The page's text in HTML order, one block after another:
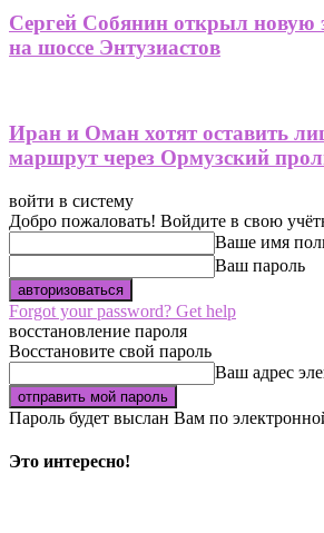
Сергей Собянин открыл новую
на шоссе Энтузиастов
Иран и Оман хотят оставить
маршрут через Ормузский
войти в систему
Добро пожаловать! Войдите в свою
Ваше имя
Ваш пароль
Forgot your password? Get help
восстановление пароля
Восстановите свой пароль
Ваш адрес
Пароль будет выслан Вам по
Это интересно!